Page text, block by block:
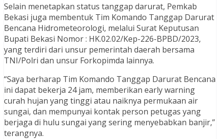
Selain menetapkan status tanggap darurat, Pemkab
Bekasi juga membentuk Tim Komando Tanggap Darurat
Bencana Hidrometeorologi, melalui Surat Keputusan
Bupati Bekasi Nomor : HK.02.02/Kep-226-BPBD/2023,
yang terdiri dari unsur pemerintah daerah bersama
TNI/Polri dan unsur Forkopimda lainnya.
“Saya berharap Tim Komando Tanggap Darurat Bencana
ini dapat bekerja 24 jam, memberikan early warning
curah hujan yang tinggi atau naiknya permukaan air
sungai, dan mempunyai kontak person petugas yang
berjaga di hulu sungai yang sering menyebabkan banjir,”
terangnya.